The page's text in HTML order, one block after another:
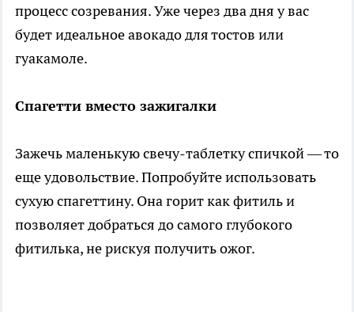
процесс созревания. Уже через два дня у вас
будет идеальное авокадо для тостов или
гуакамоле.
Спагетти вместо зажигалки
Зажечь маленькую свечу-таблетку спичкой — то
еще удовольствие. Попробуйте использовать
сухую спагеттину. Она горит как фитиль и
позволяет добраться до самого глубокого
фитилька, не рискуя получить ожог.